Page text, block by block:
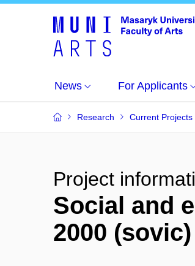
News For Applicants
Research Current Projects
Project
Social and
2000 (sovic)